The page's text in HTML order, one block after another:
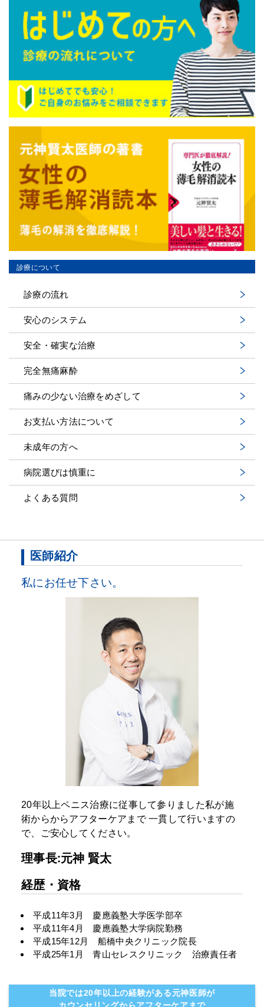
診療について
診療の流れ
安心のシステム
安全・確実な治療
完全無痛麻酔
痛みの少ない治療をめざして
お支払い方法について
未成年の方へ
病院選びは慎重に
よくある質問
医師紹介
私にお任せ下さい。
20年以上ペニス治療に従事して参りました私が施
術からからアフターケアまで一貫して行いますの
で、ご安心してください。
理事長:元神 賢太
経歴・資格
平成11年3月 慶應義塾大学医学部卒
平成11年4月 慶應義塾大学病院勤務
平成15年12月 船橋中央クリニック院長
平成25年1月 青山セレスクリニック 治療責任者
当院では20年以上の経験がある元神医師が
カウンセリングからアフターケアまで